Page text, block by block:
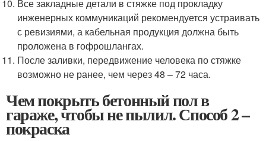
Все закладные детали в стяжке под прокладку
инженерных коммуникаций рекомендуется устраивать
с ревизиями, а кабельная продукция должна быть
проложена в гофрошлангах.
После заливки, передвижение человека по стяжке
возможно не ранее, чем через 48 – 72 часа.
Чем покрыть бетонный пол в
гараже, чтобы не пылил. Способ 2 –
покраска